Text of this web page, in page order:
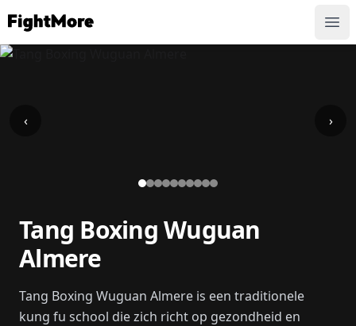
FightMore
‹ ›
Tang Boxing Wuguan
Almere
Tang Boxing Wuguan Almere is een traditionele
kung fu school die zich richt op gezondheid en